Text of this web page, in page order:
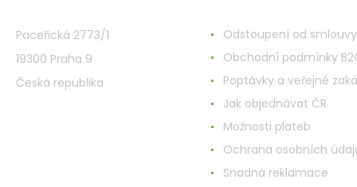
Paceřická 2773/1
19300 Praha 9
Česká republika
Odstoupení od smlouvy
Obchodní podmínky
Poptávky a veřejné
Jak objednávat ČR
Možnosti plateb
Ochrana osobních
Snadná reklamace